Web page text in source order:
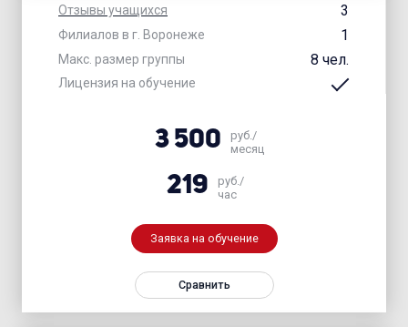
Отзывы учащихся 3
Филиалов в г. Воронеже 1
Макс. размер группы 8 чел.
Лицензия на обучение
3 500
руб./
месяц
219
руб./
час
Заявка на обучение
Сравнить